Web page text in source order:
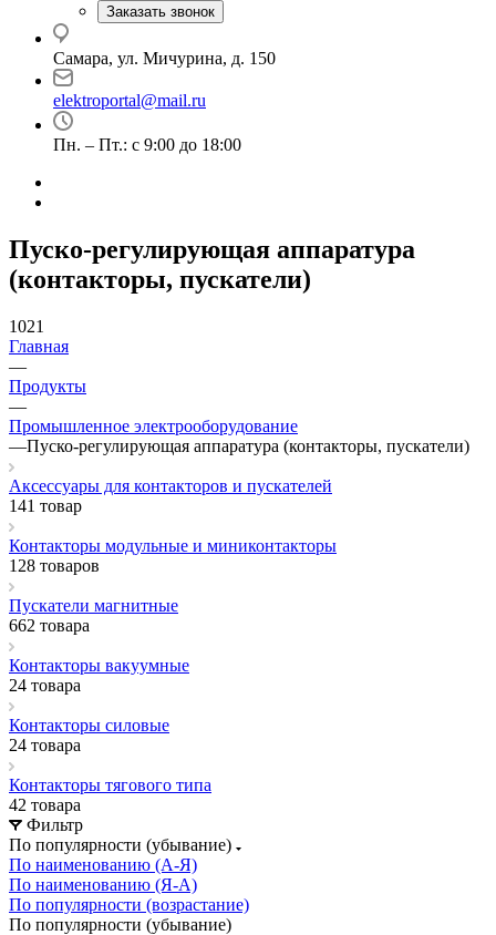
Заказать звонок
Самара, ул. Мичурина, д. 150
elektroportal@mail.ru
Пн. – Пт.: с 9:00 до 18:00
Пуско-регулирующая аппаратура
(контакторы, пускатели)
1021
Главная
—
Продукты
—
Промышленное электрооборудование
—Пуско-регулирующая аппаратура (контакторы, пускатели)
Аксессуары для контакторов и пускателей
141 товар
Контакторы модульные и миниконтакторы
128 товаров
Пускатели магнитные
662 товара
Контакторы вакуумные
24 товара
Контакторы силовые
24 товара
Контакторы тягового типа
42 товара
Фильтр
По популярности (убывание)
По наименованию (А-Я)
По наименованию (Я-А)
По популярности (возрастание)
По популярности (убывание)